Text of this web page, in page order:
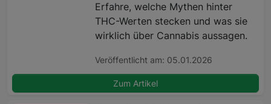
Erfahre, welche Mythen hinter
THC-Werten stecken und was sie
wirklich über Cannabis aussagen.
Veröffentlicht am: 05.01.2026
Zum Artikel